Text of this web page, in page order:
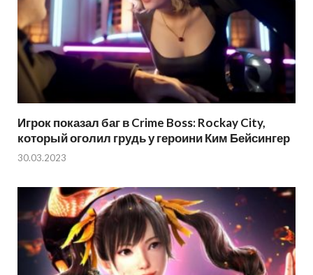
Игрок показал баг в Crime Boss: Rockay City,
который оголил грудь у героини Ким Бейсингер
30.03.2023